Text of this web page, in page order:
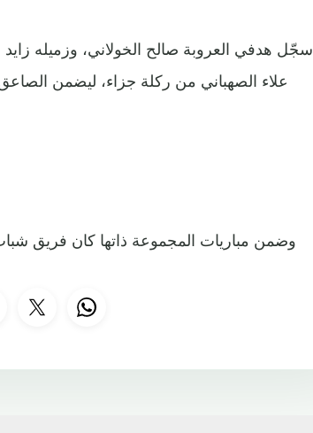
سجّل هدفي العروبة صالح الخولاني، وزميله
علاء الصهباني من ركلة جزاء، ليضمن
وضمن مباريات المجموعة ذاتها كان فريق